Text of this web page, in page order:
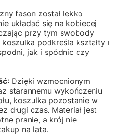
fason został lekko
układać się na kobiecej
przy tym swobody
podkreśla kształty i
jak i spódnic czy
: Dzięki wzmocnionym
starannemu wykończeniu
koszulka pozostanie w
długi czas. Materiał jest
pranie, a krój nie
na lata.